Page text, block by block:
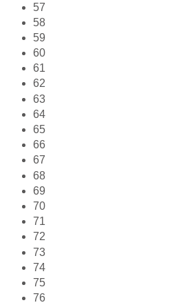
57
58
59
60
61
62
63
64
65
66
67
68
69
70
71
72
73
74
75
76